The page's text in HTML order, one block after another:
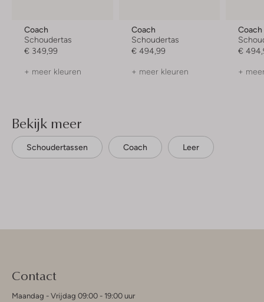
Coach
Schoudertas
€ 349,99
+ meer kleuren
Coach
Schoudertas
€ 494,99
+ meer kleuren
Coach
€
+
Bekijk meer
Schoudertassen Coach Leer
Contact
Maandag - Vrijdag 09:00 - 19:00 uur